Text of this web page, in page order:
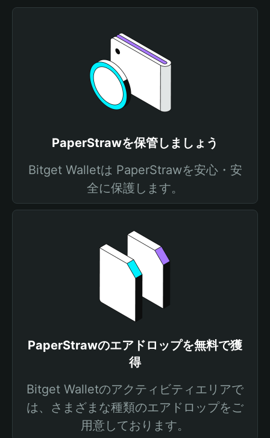
PaperStrawを保管しましょう
Bitget Walletは PaperStrawを安心・安
全に保護します。
PaperStrawのエアドロップを無料で獲
得
Bitget Walletのアクティビティエリアで
は、さまざまな種類のエアドロップをご
用意しております。